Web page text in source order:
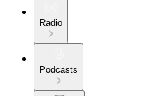
Radio
Podcasts